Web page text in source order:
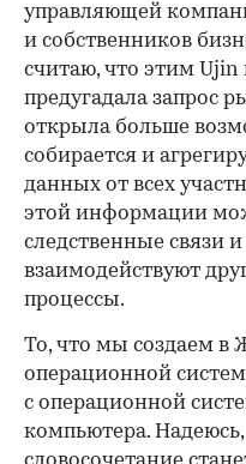
управляющей
и собственников
считаю, что этим
предугадала запрос
открыла больше
собирается и
данных от всех
этой информации
следственные связи
взаимодействуют
процессы.
То, что мы создаем
операционной
с операционной
компьютера.